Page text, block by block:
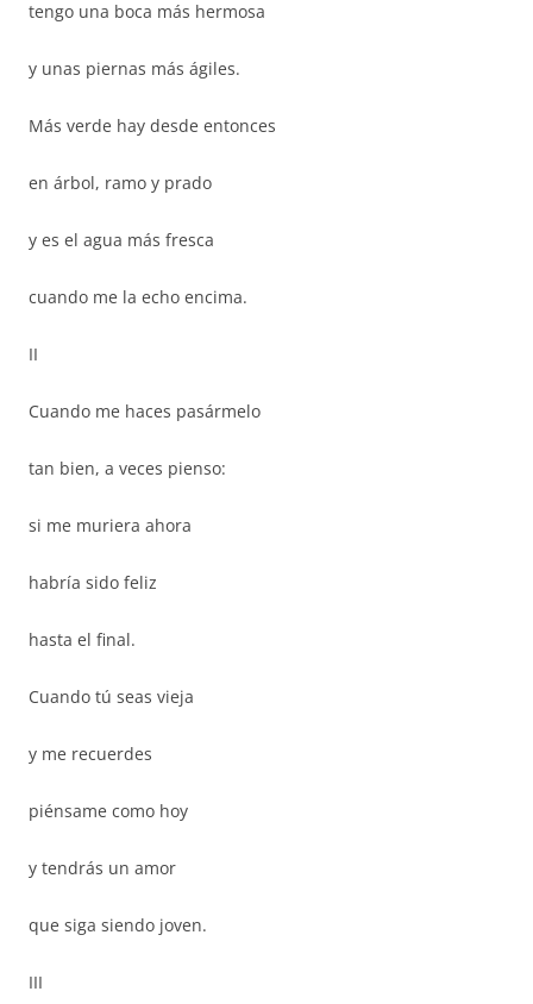
tengo una boca más hermosa
y unas piernas más ágiles.
Más verde hay desde entonces
en árbol, ramo y prado
y es el agua más fresca
cuando me la echo encima.
II
Cuando me haces pasármelo
tan bien, a veces pienso:
si me muriera ahora
habría sido feliz
hasta el final.
Cuando tú seas vieja
y me recuerdes
piénsame como hoy
y tendrás un amor
que siga siendo joven.
III